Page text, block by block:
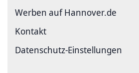
Werben auf Hannover.de
Kontakt
Datenschutz-Einstellungen